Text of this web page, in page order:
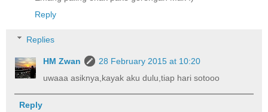
Reply
Replies
HM Zwan
28 February 2015 at 10:20
uwaaa asiknya,kayak aku dulu,tiap hari sotooo
Reply